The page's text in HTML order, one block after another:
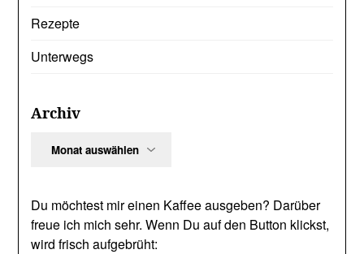
Rezepte
Unterwegs
Archiv
Du möchtest mir einen Kaffee ausgeben? Darüber
freue ich mich sehr. Wenn Du auf den Button klickst,
wird frisch aufgebrüht: